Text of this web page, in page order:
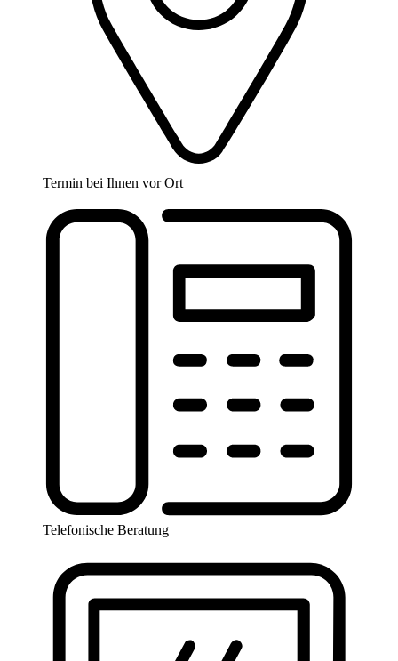
Termin bei Ihnen vor Ort
Telefonische Beratung